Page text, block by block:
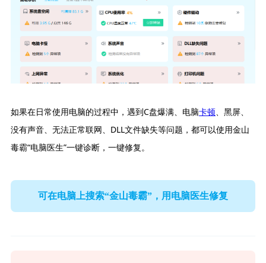
如果在日常使用电脑的过程中，遇到C盘爆满、电脑卡顿、黑屏、
没有声音、无法正常联网、DLL文件缺失等问题，都可以使用金山
毒霸“电脑医生”一键诊断，一键修复。
可在电脑上搜索“金山毒霸”，用电脑医生修复